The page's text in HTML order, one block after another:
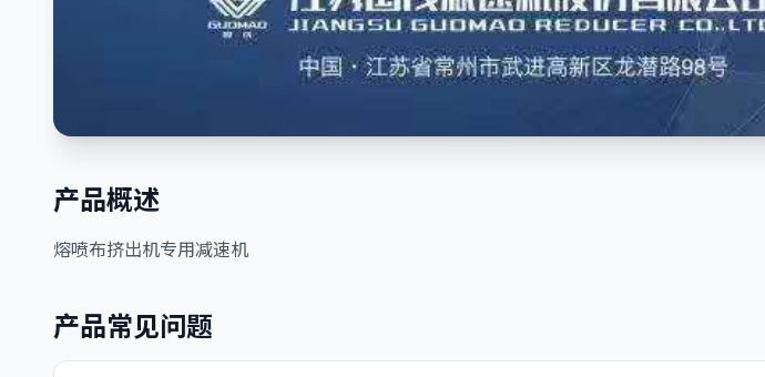
产品概述
熔喷布挤出机专用减速机
产品常见问题